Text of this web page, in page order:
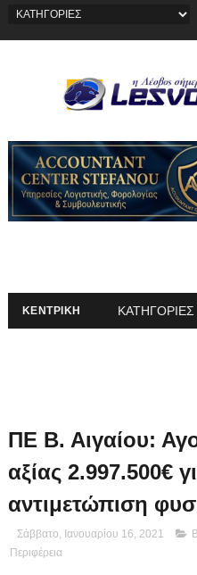
ΚΕΝΤΡΙΚΗ
ΠΕ Β. Αιγαίου:
αξίας 2.997.500€
αντιμετώπιση
Σάββατο, Ιανουαρίου 16, 2021
Περιφέρεια